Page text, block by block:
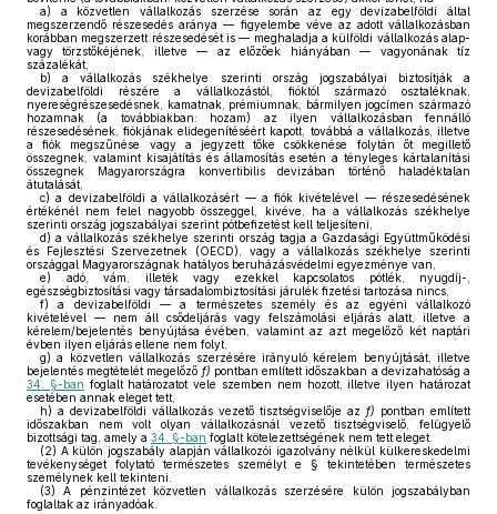
a) a közvetlen vállalkozás szerzése során az egy devizabelföldi által
megszerzendő részesedés aránya — figyelembe véve az adott vállalkozásban
korábban megszerzett részesedését is — meghaladja a külföldi vállalkozás alap-
vagy törzstőkéjének, illetve — az előzőek hiányában — vagyonának tíz
százalékát,
b) a vállalkozás székhelye szerinti ország jogszabályai biztosítják a
devizabelföldi részére a vállalkozástól, fióktól származó osztaléknak,
nyereségrészesedésnek, kamatnak, prémiumnak, bármilyen jogcímen származó
hozamnak (a továbbiakban: hozam) az ilyen vállalkozásban fennálló
részesedésének, fiókjának elidegenítéséért kapott, továbbá a vállalkozás, illetve
a fiók megszűnése vagy a jegyzett tőke csökkenése folytán őt megillető
összegnek, valamint kisajátítás és államosítás esetén a tényleges kártalanítási
összegnek Magyarországra konvertibilis devizában történő haladéktalan
átutalását,
c) a devizabelföldi a vállalkozásért — a fiók kivételével — részesedésének
értékénél nem felel nagyobb összeggel, kivéve, ha a vállalkozás székhelye
szerinti ország jogszabályai szerint pótbefizetést kell teljesíteni,
d) a vállalkozás székhelye szerinti ország tagja a Gazdasági Együttműködési
és Fejlesztési Szervezetnek (OECD), vagy a vállalkozás székhelye szerinti
országgal Magyarországnak hatályos beruházásvédelmi egyezménye van,
e) adó, vám, illeték vagy ezekkel kapcsolatos pótlék, nyugdíj-,
egészségbiztosítási vagy társadalombiztosítási járulék fizetési tartozása nincs,
f) a devizabelföldi — a természetes személy és az egyéni vállalkozó
kivételével — nem áll csődeljárás vagy felszámolási eljárás alatt, illetve a
kérelem/bejelentés benyújtása évében, valamint az azt megelőző két naptári
évben ilyen eljárás ellene nem folyt,
g) a közvetlen vállalkozás szerzésére irányuló kérelem benyújtását, illetve
bejelentés megtételét megelőző f) pontban említett időszakban a devizahatóság a
34. §-ban foglalt határozatot vele szemben nem hozott, illetve ilyen határozat
esetében annak eleget tett,
h) a devizabelföldi vállalkozás vezető tisztségviselője az f) pontban említett
időszakban nem volt olyan vállalkozásnál vezető tisztségviselő, felügyelő
bizottsági tag, amely a 34. §-ban foglalt kötelezettségének nem tett eleget.
(2) A külön jogszabály alapján vállalkozói igazolvány nélkül külkereskedelmi
tevékenységet folytató természetes személyt e § tekintetében természetes
személynek kell tekinteni.
(3) A pénzintézet közvetlen vállalkozás szerzésére külön jogszabályban
foglaltak az irányadóak.